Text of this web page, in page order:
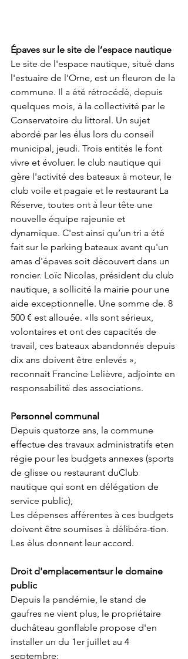
Épaves sur le site de l’espace nautique
Le site de l'espace nautique, situé dans
l'estuaire de l'Orne, est un fleuron de la
commune. Il a été rétrocédé, depuis
quelques mois, à la collectivité par le
Conservatoire du littoral. Un sujet
abordé par les élus lors du conseil
municipal, jeudi. Trois entités le font
vivre et évoluer. le club nautique qui
gère l'activité des bateaux à moteur, le
club voile et pagaie et le restaurant La
Réserve, toutes ont à leur tête une
nouvelle équipe rajeunie et
dynamique. C'est ainsi qu’un tri a été
fait sur le parking bateaux avant qu'un
amas d'épaves soit découvert dans un
roncier. Loïc Nicolas, président du club
nautique, a sollicité la mairie pour une
aide exceptionnelle. Une somme de. 8
500 € est allouée. «IIs sont sérieux,
volontaires et ont des capacités de
travail, ces bateaux abandonnés depuis
dix ans doivent être enlevés »,
reconnait Francine Lelièvre, adjointe en
responsabilité des associations.
Personnel communal
Depuis quatorze ans, la commune
effectue des travaux administratifs eten
régie pour les budgets annexes (sports
de glisse ou restaurant duClub
nautique qui sont en délégation de
service public),
Les dépenses afférentes à ces budgets
doivent être soumises à délibéra-tion.
Les élus donnent leur accord.
Droit d'emplacementsur le domaine
public
Depuis la pandémie, le stand de
gaufres ne vient plus, le propriétaire
duchâteau gonflable propose d'en
installer un du 1er juillet au 4
septembre: